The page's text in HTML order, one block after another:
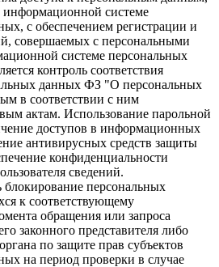
системе
с обеспечением регистрации и
совершаемых с персональными
системе персональных
контроль соответствия
данных ФЗ "О персональных
в соответствии с ним
актам. Использование парольной
доступов в информационных
антивирусных средств защиты
конфиденциальности
сведений.
блокирование персональных
к соответствующему
обращения или запроса
законного представителя либо
по защите прав субъектов
на период проверки в случае